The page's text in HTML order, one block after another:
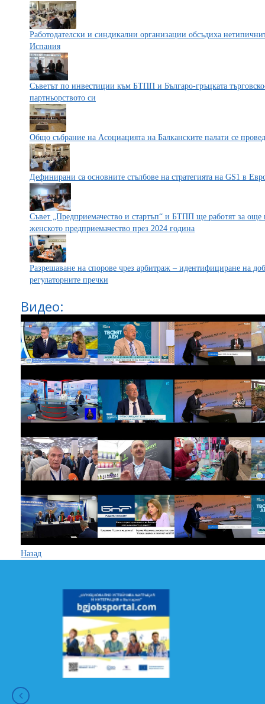
Работодателски и синдикални организации обсъдиха
Испания
Съветът по инвестиции към БТПП и Българо-гръцката
партньорството си
Общо събрание на Асоциацията на Балканските палати се
Дефинирани са основните стълбове на стратегията на GS1 в
Съвет „Предприемачество и стартъп“ и БТПП ще работят за
женското предприемачество през 2024 година
Разрешаване на спорове чрез арбитраж – идентифициране на
регулаторните пречки
Видео:
Назад